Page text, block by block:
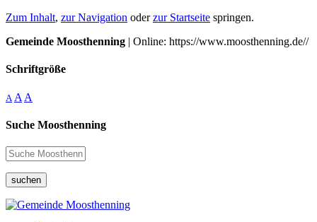
Zum Inhalt, zur Navigation oderzur Startseite springen.
Gemeinde Moosthenning | Online: https://www.moosthenning.de//
Schriftgröße
A A A
Suche Moosthenning
suchen